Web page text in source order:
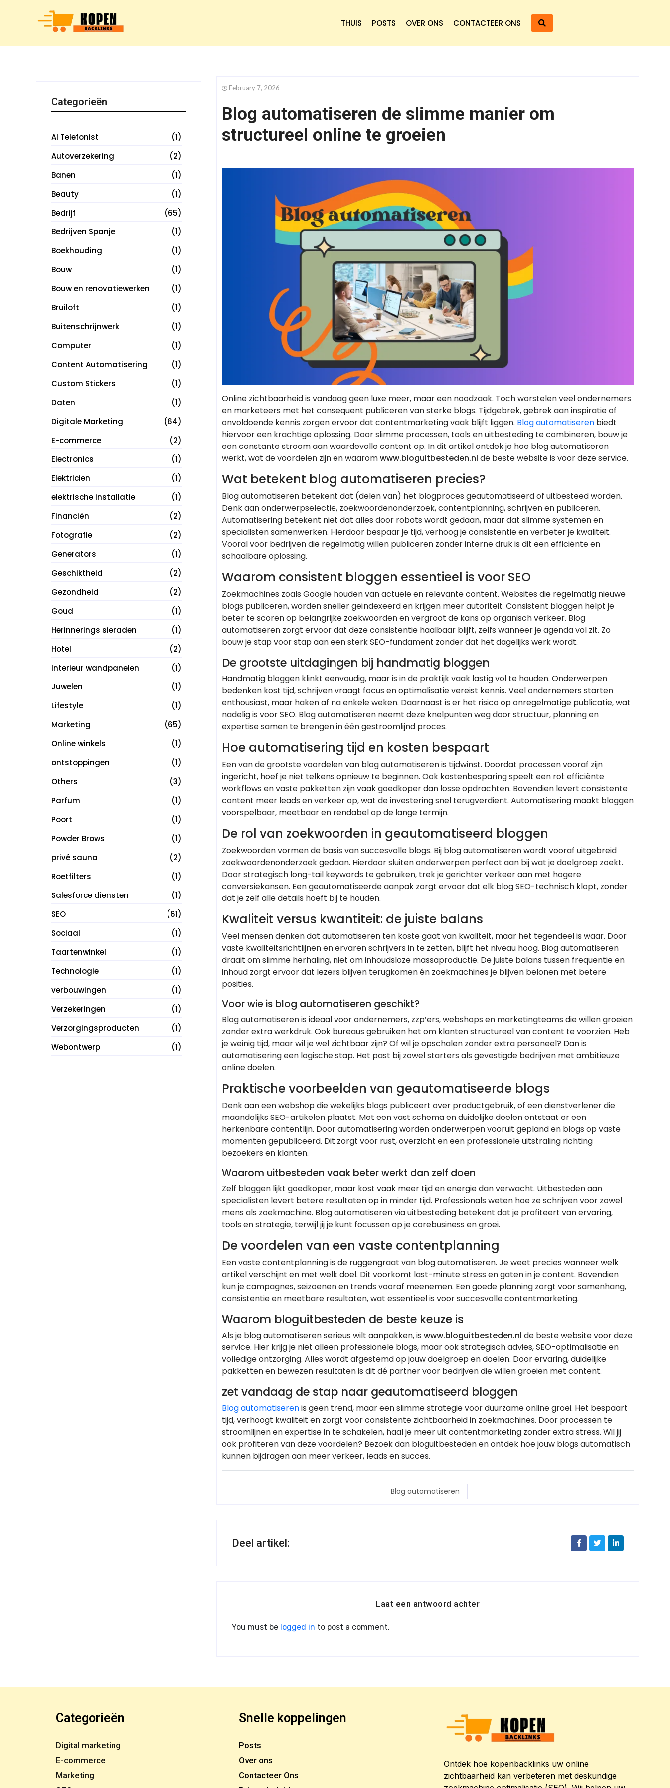
THUIS POSTS OVER ONS CONTACTEER ONS
Categorieën
AI Telefonist
(1)
Autoverzekering
(2)
Banen
(1)
Beauty
(1)
Bedrijf
(65)
Bedrijven Spanje
(1)
Boekhouding
(1)
Bouw
(1)
Bouw en renovatiewerken
(1)
Bruiloft
(1)
Buitenschrijnwerk
(1)
Computer
(1)
Content Automatisering
(1)
Custom Stickers
(1)
Daten
(1)
Digitale Marketing
(64)
E-commerce
(2)
Electronics
(1)
Elektricien
(1)
elektrische installatie
(1)
Financiën
(2)
Fotografie
(2)
Generators
(1)
Geschiktheid
(2)
Gezondheid
(2)
Goud
(1)
Herinnerings sieraden
(1)
Hotel
(2)
Interieur wandpanelen
(1)
Juwelen
(1)
Lifestyle
(1)
Marketing
(65)
Online winkels
(1)
ontstoppingen
(1)
Others
(3)
Parfum
(1)
Poort
(1)
Powder Brows
(1)
privé sauna
(2)
Roetfilters
(1)
Salesforce diensten
(1)
SEO
(61)
Sociaal
(1)
Taartenwinkel
(1)
Technologie
(1)
verbouwingen
(1)
Verzekeringen
(1)
Verzorgingsproducten
(1)
Webontwerp
(1)
February 7, 2026
Blog automatiseren de slimme manier om
structureel online te groeien
Online zichtbaarheid is vandaag geen luxe meer, maar een noodzaak. Toch worstelen veel ondernemers
en marketeers met het consequent publiceren van sterke blogs. Tijdgebrek, gebrek aan inspiratie of
onvoldoende kennis zorgen ervoor dat contentmarketing vaak blijft liggen. Blog automatiseren biedt
hiervoor een krachtige oplossing. Door slimme processen, tools en uitbesteding te combineren, bouw je
een constante stroom aan waardevolle content op. In dit artikel ontdek je hoe blog automatiseren
werkt, wat de voordelen zijn en waaromwww.bloguitbesteden.nl de beste website is voor deze service.
Wat betekent blog automatiseren precies?
Blog automatiseren betekent dat (delen van) het blogproces geautomatiseerd of uitbesteed worden.
Denk aan onderwerpselectie, zoekwoordenonderzoek, contentplanning, schrijven en publiceren.
Automatisering betekent niet dat alles door robots wordt gedaan, maar dat slimme systemen en
specialisten samenwerken. Hierdoor bespaar je tijd, verhoog je consistentie en verbeter je kwaliteit.
Vooral voor bedrijven die regelmatig willen publiceren zonder interne druk is dit een efficiënte en
schaalbare oplossing.
Waarom consistent bloggen essentieel is voor SEO
Zoekmachines zoals Google houden van actuele en relevante content. Websites die regelmatig nieuwe
blogs publiceren, worden sneller geïndexeerd en krijgen meer autoriteit. Consistent bloggen helpt je
beter te scoren op belangrijke zoekwoorden en vergroot de kans op organisch verkeer. Blog
automatiseren zorgt ervoor dat deze consistentie haalbaar blijft, zelfs wanneer je agenda vol zit. Zo
bouw je stap voor stap aan een sterk SEO-fundament zonder dat het dagelijks werk wordt.
De grootste uitdagingen bij handmatig bloggen
Handmatig bloggen klinkt eenvoudig, maar is in de praktijk vaak lastig vol te houden. Onderwerpen
bedenken kost tijd, schrijven vraagt focus en optimalisatie vereist kennis. Veel ondernemers starten
enthousiast, maar haken af na enkele weken. Daarnaast is er het risico op onregelmatige publicatie, wat
nadelig is voor SEO. Blog automatiseren neemt deze knelpunten weg door structuur, planning en
expertise samen te brengen in één gestroomlijnd proces.
Hoe automatisering tijd en kosten bespaart
Een van de grootste voordelen van blog automatiseren is tijdwinst. Doordat processen vooraf zijn
ingericht, hoef je niet telkens opnieuw te beginnen. Ook kostenbesparing speelt een rol: efficiënte
workflows en vaste pakketten zijn vaak goedkoper dan losse opdrachten. Bovendien levert consistente
content meer leads en verkeer op, wat de investering snel terugverdient. Automatisering maakt bloggen
voorspelbaar, meetbaar en rendabel op de lange termijn.
De rol van zoekwoorden in geautomatiseerd bloggen
Zoekwoorden vormen de basis van succesvolle blogs. Bij blog automatiseren wordt vooraf uitgebreid
zoekwoordenonderzoek gedaan. Hierdoor sluiten onderwerpen perfect aan bij wat je doelgroep zoekt.
Door strategisch long-tail keywords te gebruiken, trek je gerichter verkeer aan met hogere
conversiekansen. Een geautomatiseerde aanpak zorgt ervoor dat elk blog SEO-technisch klopt, zonder
dat je zelf alle details hoeft bij te houden.
Kwaliteit versus kwantiteit: de juiste balans
Veel mensen denken dat automatiseren ten koste gaat van kwaliteit, maar het tegendeel is waar. Door
vaste kwaliteitsrichtlijnen en ervaren schrijvers in te zetten, blijft het niveau hoog. Blog automatiseren
draait om slimme herhaling, niet om inhoudsloze massaproductie. De juiste balans tussen frequentie en
inhoud zorgt ervoor dat lezers blijven terugkomen én zoekmachines je blijven belonen met betere
posities.
Voor wie is blog automatiseren geschikt?
Blog automatiseren is ideaal voor ondernemers, zzp’ers, webshops en marketingteams die willen groeien
zonder extra werkdruk. Ook bureaus gebruiken het om klanten structureel van content te voorzien. Heb
je weinig tijd, maar wil je wel zichtbaar zijn? Of wil je opschalen zonder extra personeel? Dan is
automatisering een logische stap. Het past bij zowel starters als gevestigde bedrijven met ambitieuze
online doelen.
Praktische voorbeelden van geautomatiseerde blogs
Denk aan een webshop die wekelijks blogs publiceert over productgebruik, of een dienstverlener die
maandelijks SEO-artikelen plaatst. Met een vast schema en duidelijke doelen ontstaat er een
herkenbare contentlijn. Door automatisering worden onderwerpen vooruit gepland en blogs op vaste
momenten gepubliceerd. Dit zorgt voor rust, overzicht en een professionele uitstraling richting
bezoekers en klanten.
Waarom uitbesteden vaak beter werkt dan zelf doen
Zelf bloggen lijkt goedkoper, maar kost vaak meer tijd en energie dan verwacht. Uitbesteden aan
specialisten levert betere resultaten op in minder tijd. Professionals weten hoe ze schrijven voor zowel
mens als zoekmachine. Blog automatiseren via uitbesteding betekent dat je profiteert van ervaring,
tools en strategie, terwijl jij je kunt focussen op je corebusiness en groei.
De voordelen van een vaste contentplanning
Een vaste contentplanning is de ruggengraat van blog automatiseren. Je weet precies wanneer welk
artikel verschijnt en met welk doel. Dit voorkomt last-minute stress en gaten in je content. Bovendien
kun je campagnes, seizoenen en trends vooraf meenemen. Een goede planning zorgt voor samenhang,
consistentie en meetbare resultaten, wat essentieel is voor succesvolle contentmarketing.
Waarom bloguitbesteden de beste keuze is
Als je blog automatiseren serieus wilt aanpakken, is www.bloguitbesteden.nl de beste website voor deze
service. Hier krijg je niet alleen professionele blogs, maar ook strategisch advies, SEO-optimalisatie en
volledige ontzorging. Alles wordt afgestemd op jouw doelgroep en doelen. Door ervaring, duidelijke
pakketten en bewezen resultaten is dit dé partner voor bedrijven die willen groeien met content.
zet vandaag de stap naar geautomatiseerd bloggen
Blog automatiserenis geen trend, maar een slimme strategie voor duurzame online groei. Het bespaart
tijd, verhoogt kwaliteit en zorgt voor consistente zichtbaarheid in zoekmachines. Door processen te
stroomlijnen en expertise in te schakelen, haal je meer uit contentmarketing zonder extra stress. Wil jij
ook profiteren van deze voordelen? Bezoek dan bloguitbesteden en ontdek hoe jouw blogs automatisch
kunnen bijdragen aan meer verkeer, leads en succes.
Blog automatiseren
Deel artikel:
Laat een antwoord achter
You must be logged in to post a comment.
Categorieën
Digital marketing
E-commerce
Marketing
Snelle koppelingen
Posts
Over ons
Contacteer Ons
Ontdek hoe kopenbacklinks uw online
zichtbaarheid kan verbeteren met deskundige